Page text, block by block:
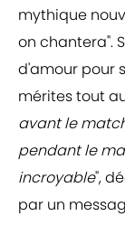
mythique
on chantera".
d'amour pour
mérites tout
avant le
pendant le
incroyable",
par un